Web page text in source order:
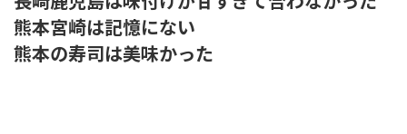
熊本宮崎は記憶にない
熊本の寿司は美味かった